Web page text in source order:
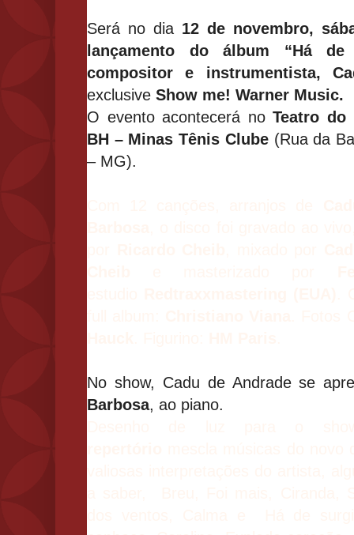
Será no dia 12 de novembro,
lançamento do álbum “Há
compositor e instrumentista,
exclusive Show me! Warner Music.
O evento acontecerá noTeatro do
BH – Minas Tênis Clube (Rua da
– MG).
No show, Cadu de Andrade se
Barbosa, ao piano.